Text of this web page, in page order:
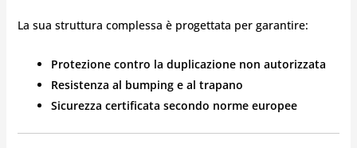
La sua struttura complessa è progettata per garantire:
Protezione contro la duplicazione non autorizzata
Resistenza al bumping e al trapano
Sicurezza certificata secondo norme europee